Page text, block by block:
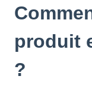
produit
?